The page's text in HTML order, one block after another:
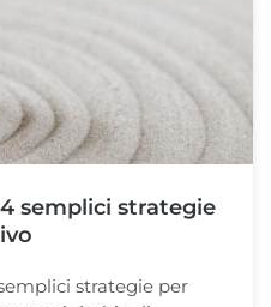
semplici strategie
strategie per